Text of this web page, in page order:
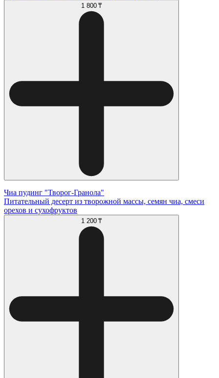
1 800 ₸
Чиа пудинг "Творог-Гранола"
Питательный десерт из творожной массы, семян чиа, смеси
орехов и сухофруктов
1 200 ₸